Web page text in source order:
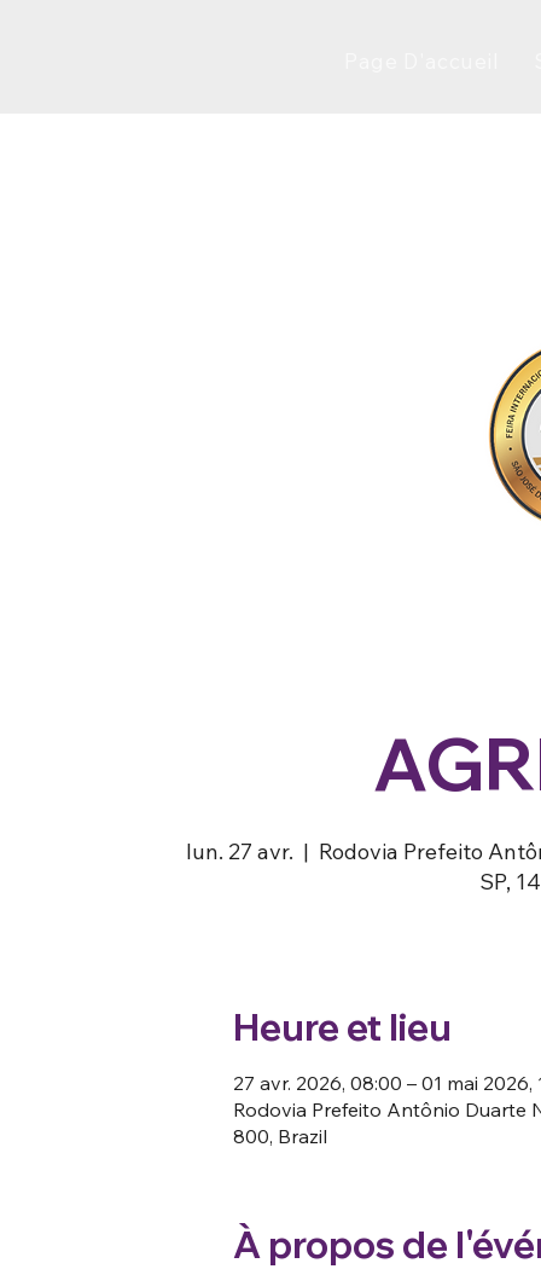
lun. 27 avr.
  |
Rodovia Prefeito
SP,
Heure et lieu
27 avr. 2026, 08:00 – 01 mai 2026,
Rodovia Prefeito Antônio Duarte
800, Brazil
À propos de